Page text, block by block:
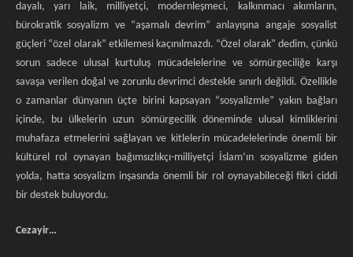
dayalı, yarı laik, milliyetçi, modernleşmeci, kalkınmacı akımların,
bürokratik sosyalizm ve “aşamalı devrim” anlayışına angaje sosyalist
güçleri “özel olarak” etkilemesi kaçınılmazdı. “Özel olarak” dedim, çünkü
sorun sadece ulusal kurtuluş mücadelelerine ve sömürgeciliğe karşı
savaşa verilen doğal ve zorunlu devrimci destekle sınırlı değildi. Özellikle
o zamanlar dünyanın üçte birini kapsayan “sosyalizmle” yakın bağları
içinde, bu ülkelerin uzun sömürgecilik döneminde ulusal kimliklerini
muhafaza etmelerini sağlayan ve kitlelerin mücadelelerinde önemli bir
kültürel rol oynayan bağımsızlıkçı-milliyetçi İslam’ın sosyalizme giden
yolda, hatta sosyalizm inşasında önemli bir rol oynayabileceği fikri ciddi
bir destek buluyordu.
Cezayir…